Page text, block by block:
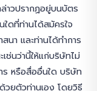
าวปรากฏอยู่บนบัตร
ใดที่ท่านได้สมัครใจ
นา และท่านได้ทำการ
นว่านี้ให้แก่บริษัทไม่
ร หรือสื่ออื่นใด บริษัท
วยตัวท่านเอง โดยวิธี